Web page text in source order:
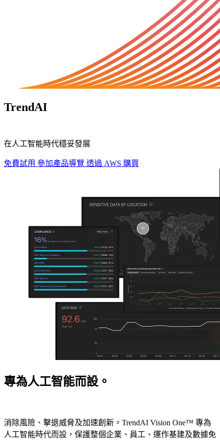
TrendAI
在人工智能時代穩妥發展
免費試用 參加產品導覽 透過 AWS 購買
專為人工智能而設。
消除風險、擊退威脅及加速創新。TrendAI Vision One™ 專為
人工智能時代而設，保護整個企業、員工、運作基建及數據免